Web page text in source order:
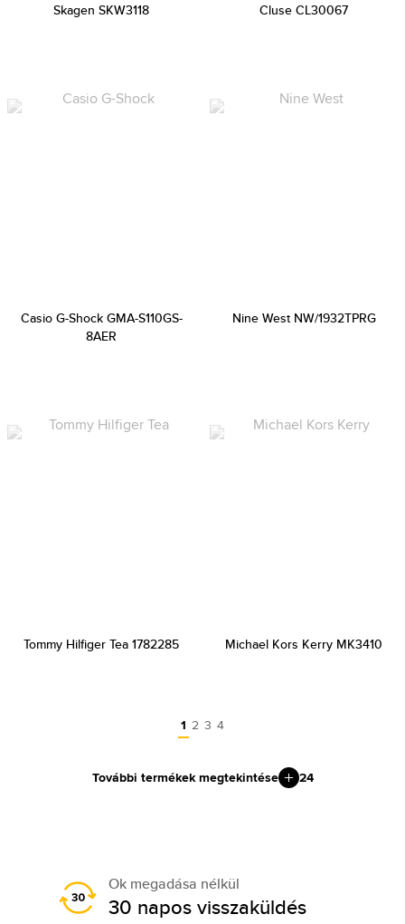
Skagen SKW3118 Cluse CL30067
Casio G-Shock GMA-S110GS-
8AER
Nine West NW/1932TPRG
Tommy Hilfiger Tea 1782285 Michael Kors Kerry MK3410
1 2 3 4
További termékek megtekintése 24
Ok megadása nélkül
30 napos visszaküldés